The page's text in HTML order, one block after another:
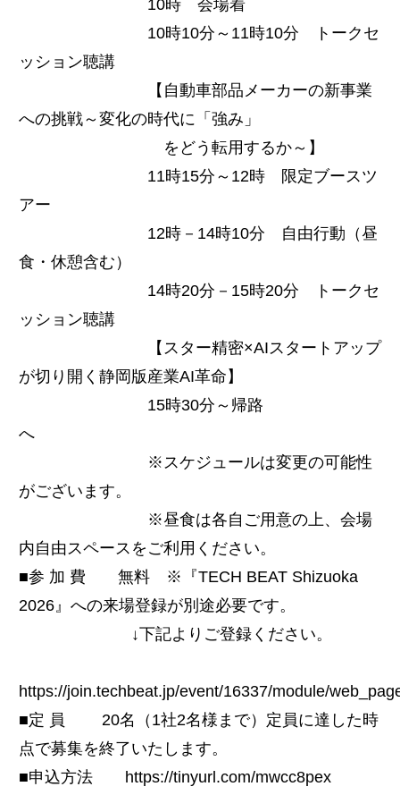
10時 会場着
10時10分～11時10分 トークセ
ッション聴講
【自動車部品メーカーの新事業
への挑戦～変化の時代に「強み」
をどう転用するか～】
11時15分～12時 限定ブースツ
アー
12時－14時10分 自由行動（昼
食・休憩含む）
14時20分－15時20分 トークセ
ッション聴講
【スター精密×AIスタートアップ
が切り開く静岡版産業AI革命】
15時30分～帰路
へ
※スケジュールは変更の可能性
がございます。
※昼食は各自ご用意の上、会場
内自由スペースをご利用ください。
■参 加 費 無料 ※『TECH BEAT Shizuoka
2026』への来場登録が別途必要です。
↓下記よりご登録ください。
https://join.techbeat.jp/event/16337/module/
■定 員 20名（1社2名様まで）定員に達した時
点で募集を終了いたします。
■申込方法 https://tinyurl.com/mwcc8pex